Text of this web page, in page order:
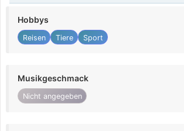
Hobbys
Reisen Tiere Sport
Musikgeschmack
Nicht angegeben